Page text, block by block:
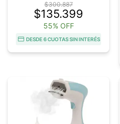
$300.887
$135.399
55% OFF
DESDE 6 CUOTAS SIN INTERÉS